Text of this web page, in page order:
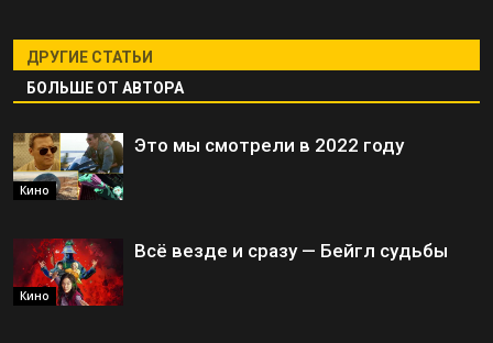
ДРУГИЕ СТАТЬИ
БОЛЬШЕ ОТ АВТОРА
Кино
Это мы смотрели в 2022 году
Кино
Всё везде и сразу — Бейгл судьбы